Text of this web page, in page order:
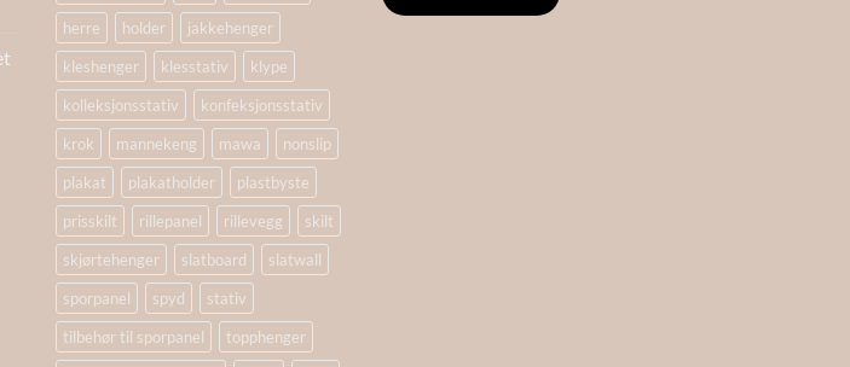
herre
holder
jakkehenger
kleshenger
klesstativ
klype
kolleksjonsstativ
konfeksjonsstativ
krok
mannekeng mawa
nonslip
plakat
plakatholder
plastbyste
prisskilt
rillepanel rillevegg
skilt
skjørtehenger
slatboard
slatwall
sporpanel
spyd
stativ
tilbehør til sporpanel
topphenger